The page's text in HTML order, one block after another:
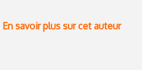
En savoir plus sur cet auteur